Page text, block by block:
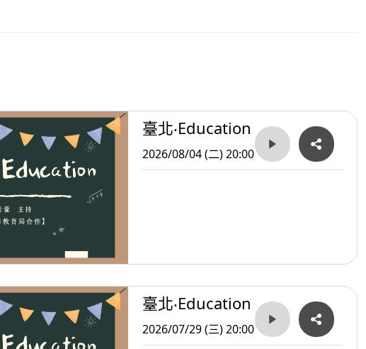
臺北‧Education
2026/08/04 (二) 20:00
臺北‧Education
2026/07/29 (三) 20:00